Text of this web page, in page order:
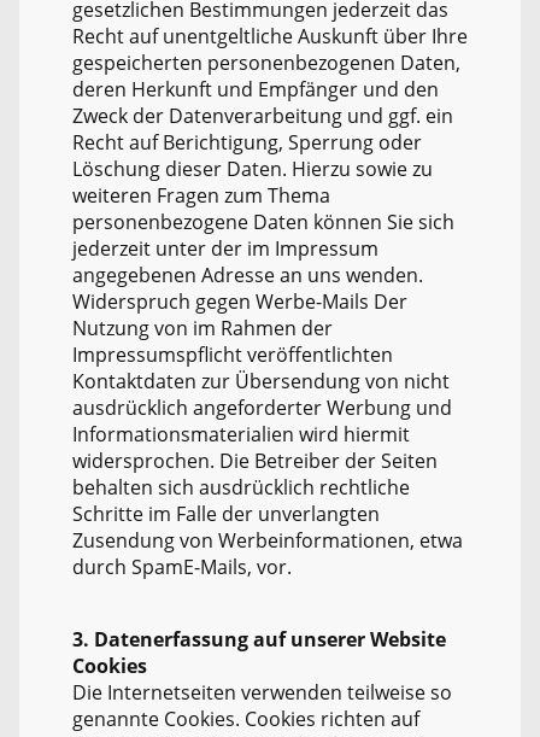
gesetzlichen Bestimmungen jederzeit das
Recht auf unentgeltliche Auskunft über Ihre
gespeicherten personenbezogenen Daten,
deren Herkunft und Empfänger und den
Zweck der Datenverarbeitung und ggf. ein
Recht auf Berichtigung, Sperrung oder
Löschung dieser Daten. Hierzu sowie zu
weiteren Fragen zum Thema
personenbezogene Daten können Sie sich
jederzeit unter der im Impressum
angegebenen Adresse an uns wenden.
Widerspruch gegen Werbe-Mails Der
Nutzung von im Rahmen der
Impressumspflicht veröffentlichten
Kontaktdaten zur Übersendung von nicht
ausdrücklich angeforderter Werbung und
Informationsmaterialien wird hiermit
widersprochen. Die Betreiber der Seiten
behalten sich ausdrücklich rechtliche
Schritte im Falle der unverlangten
Zusendung von Werbeinformationen, etwa
durch SpamE-Mails, vor.
3. Datenerfassung auf unserer Website
Cookies
Die Internetseiten verwenden teilweise so
genannte Cookies. Cookies richten auf